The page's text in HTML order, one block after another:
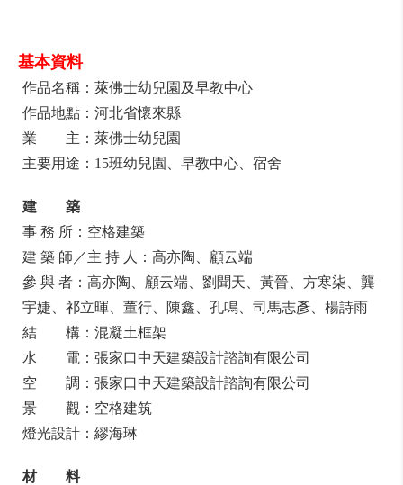
基本資料
作品名稱：萊佛士幼兒園及早教中心
作品地點：河北省懷來縣
業 主：萊佛士幼兒園
主要用途：15班幼兒園、早教中心、宿舍
建 築
事 務 所：空格建築
建 築 師／主 持 人：高亦陶、顧云端
參 與 者：高亦陶、顧云端、劉聞天、黃晉、方寒柒、龔
宇婕、祁立暉、董行、陳鑫、孔鳴、司馬志彥、楊詩雨
結 構：混凝土框架
水 電：張家口中天建築設計諮詢有限公司
空 調：張家口中天建築設計諮詢有限公司
景 觀：空格建筑
燈光設計：繆海琳
材 料